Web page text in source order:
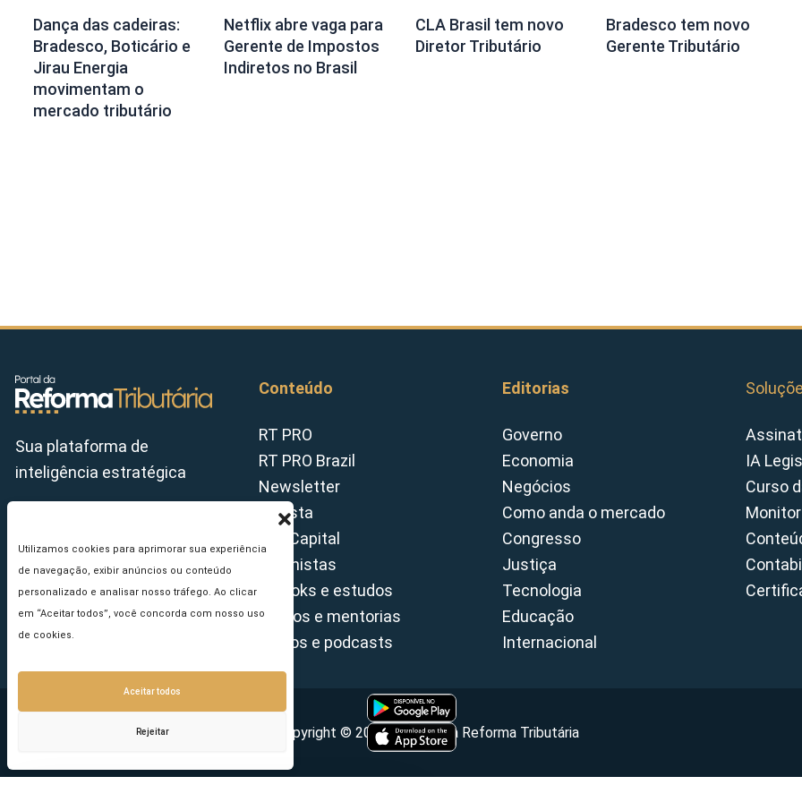
Utilizamos cookies para aprimorar sua experiência
de navegação, exibir anúncios ou conteúdo
personalizado e analisar nosso tráfego. Ao clicar
em “Aceitar todos”, você concorda com nosso uso
de cookies.
Aceitar todos
Rejeitar
Dança das cadeiras:
Bradesco, Boticário e
Jirau Energia
movimentam o
mercado tributário
Netflix abre vaga para
Gerente de Impostos
Indiretos no Brasil
CLA Brasil tem novo
Diretor Tributário
Bradesco tem novo
Gerente Tributário
Sua plataforma de
inteligência estratégica
Conteúdo
RT PRO
RT PRO Brazil
Newsletter
Revista
Tax Capital
Colunistas
E-books e estudos
Cursos e mentorias
Vídeos e podcasts
Editorias
Governo
Economia
Negócios
Como anda o mercado
Congresso
Justiça
Tecnologia
Educação
Internacional
IA
Curso
Copyright © 2026 - Portal da Reforma Tributária